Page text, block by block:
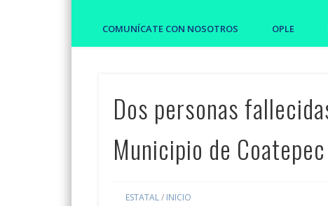
COMUNÍCATE CON NOSOTROS OPLE
Dos personas
Municipio de Coatepec
ESTATAL/ INICIO